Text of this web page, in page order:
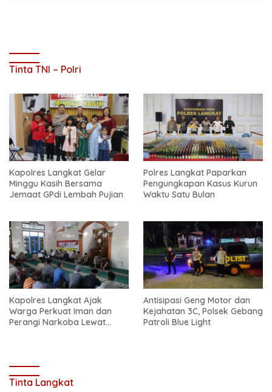
Tinta TNI – Polri
Kapolres Langkat Gelar
Minggu Kasih Bersama
Jemaat GPdi Lembah Pujian
Polres Langkat Paparkan
Pengungkapan Kasus Kurun
Waktu Satu Bulan
Kapolres Langkat Ajak
Warga Perkuat Iman dan
Perangi Narkoba Lewat
Antisipasi Geng Motor dan
Kejahatan 3C, Polsek Gebang
Patroli Blue Light
Tinta Langkat